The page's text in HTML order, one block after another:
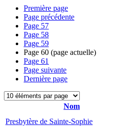
Première page
Page précédente
Page 57
Page 58
Page 59
Page 60 (page actuelle)
Page 61
Page suivante
Dernière page
Nom
Presbytère de Sainte-Sophie